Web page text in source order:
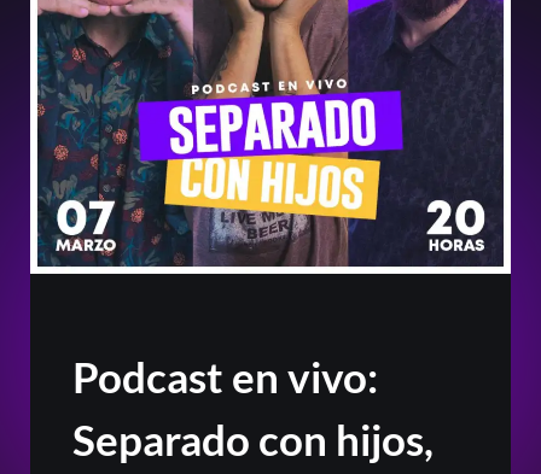
Podcast en vivo:
Separado con hijos,